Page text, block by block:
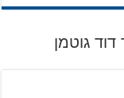
דוד גוטמן